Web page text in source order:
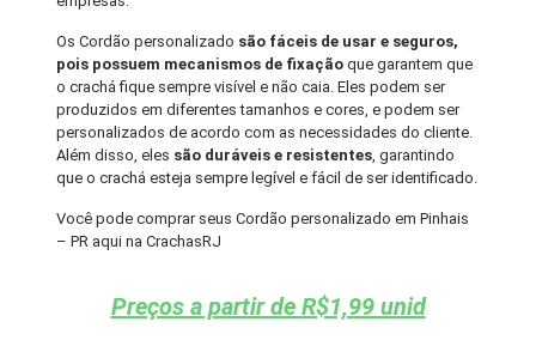
Os Cordão personalizado são fáceis de usar e seguros,
pois possuem mecanismos de fixação que garantem que
o crachá fique sempre visível e não caia. Eles podem ser
produzidos em diferentes tamanhos e cores, e podem ser
personalizados de acordo com as necessidades do cliente.
Além disso, eles são duráveis e resistentes, garantindo
que o crachá esteja sempre legível e fácil de ser identificado.
Você pode comprar seus Cordão personalizado em Pinhais
– PR aqui na CrachasRJ
Preços a partir de R$1,99 unid